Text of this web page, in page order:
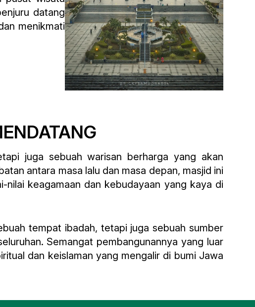
datang
menikmati
juga sebuah warisan berharga yang akan
antara masa lalu dan masa depan, masjid ini
nilai keagamaan dan kebudayaan yang kaya di
tempat ibadah, tetapi juga sebuah sumber
Semangat pembangunannya yang luar
dan keislaman yang mengalir di bumi Jawa